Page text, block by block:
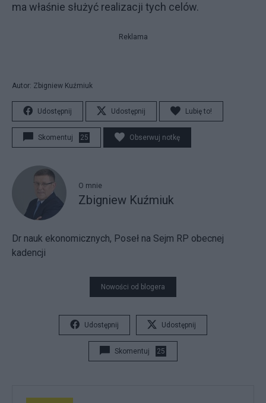
ma właśnie służyć realizacji tych celów.
Reklama
Autor: Zbigniew Kuźmiuk
Udostępnij Udostępnij Lubię to!
Skomentuj 25 Obserwuj notkę
O mnie
Zbigniew Kuźmiuk
Dr nauk ekonomicznych, Poseł na Sejm RP obecnej
kadencji
Nowości od blogera
Udostępnij Udostępnij
Skomentuj 25